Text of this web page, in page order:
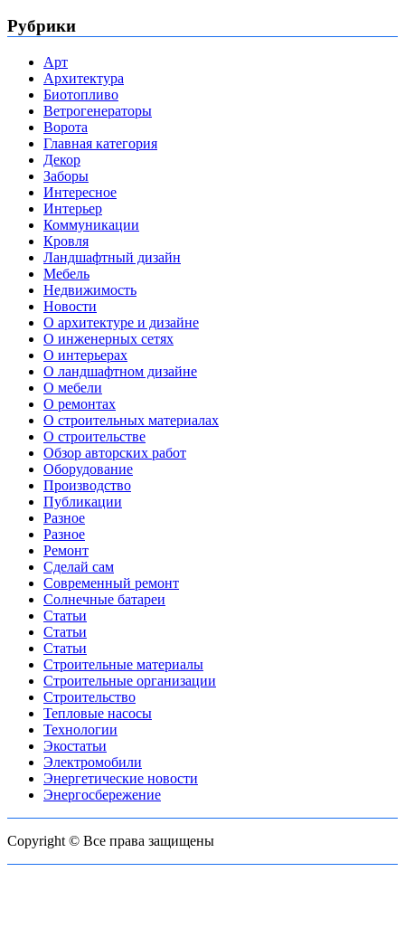
Рубрики
Арт
Архитектура
Биотопливо
Ветрогенераторы
Ворота
Главная категория
Декор
Заборы
Интересное
Интерьер
Коммуникации
Кровля
Ландшафтный дизайн
Мебель
Недвижимость
Новости
О архитектуре и дизайне
О инженерных сетях
О интерьерах
О ландшафтном дизайне
О мебели
О ремонтах
О строительных материалах
О строительстве
Обзор авторских работ
Оборудование
Производство
Публикации
Разное
Разное
Ремонт
Сделай сам
Современный ремонт
Солнечные батареи
Статьи
Статьи
Статьи
Строительные материалы
Строительные организации
Строительство
Тепловые насосы
Технологии
Экостатьи
Электромобили
Энергетические новости
Энергосбережение
Copyright © Все права защищены